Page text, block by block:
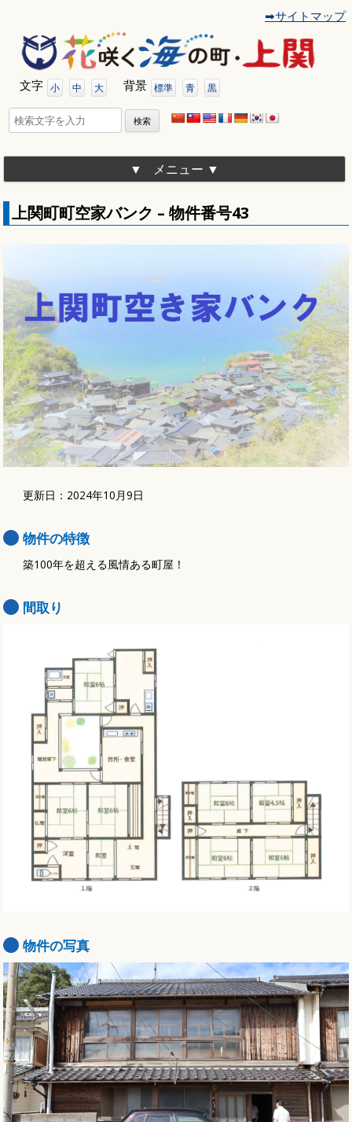
動
➡サイトマップ
文字 小 中 大 背景 標準 青 黒
検
索:
メニュー
上関町町空家バンク – 物件番号43
更新日：2024年10月9日
物件の特徴
築100年を超える風情ある町屋！
間取り
物件の写真